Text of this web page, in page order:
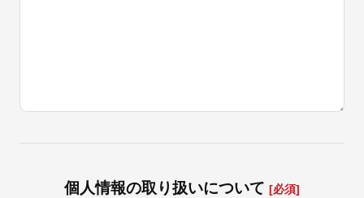
個人情報の取り扱いについて [必須]